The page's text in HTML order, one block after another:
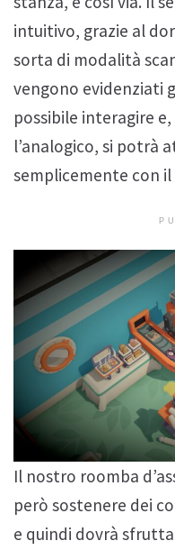
intuitivo, grazie al
sorta di modalità
vengono evidenziati
possibile interagire
l’analogico, si potrà
semplicemente con
Il nostro roomba
però sostenere dei
e quindi dovrà